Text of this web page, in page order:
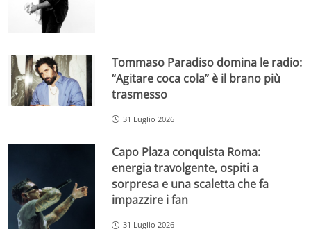
Tommaso Paradiso domina le radio:
“Agitare coca cola” è il brano più
trasmesso
31 Luglio 2026
Capo Plaza conquista Roma:
energia travolgente, ospiti a
sorpresa e una scaletta che fa
impazzire i fan
31 Luglio 2026